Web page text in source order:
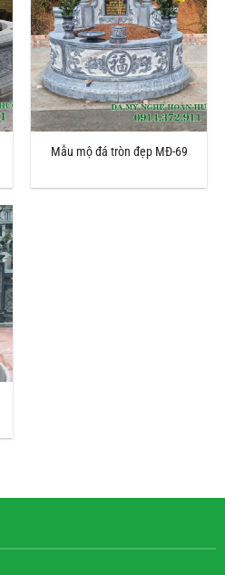
Mẫu mộ đá tròn đẹp MĐ-69